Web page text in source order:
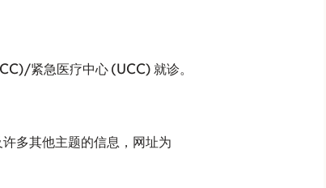
紧急医疗中心 (UCC) 就诊。
多其他主题的信息，网址为